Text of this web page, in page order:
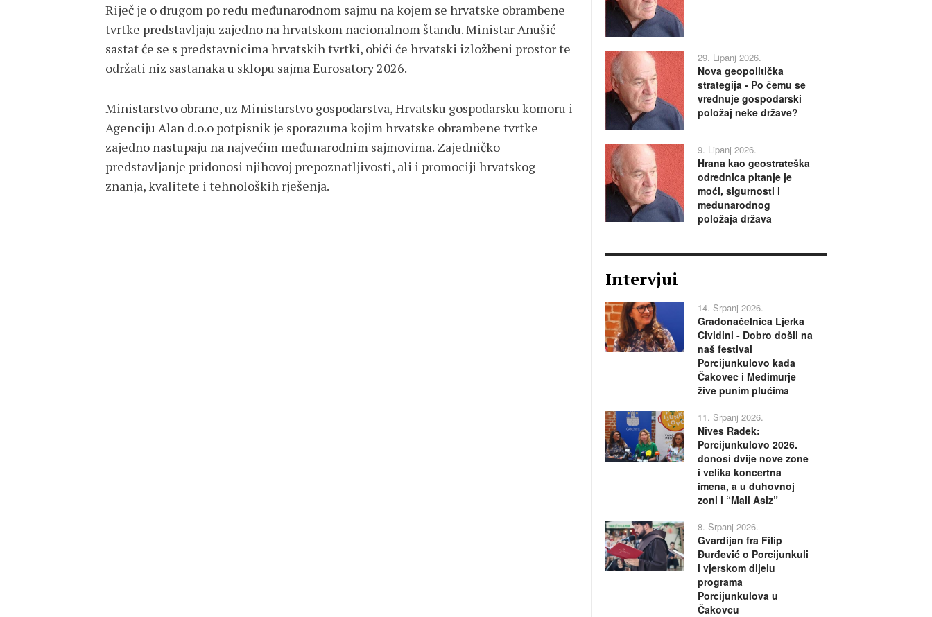
Riječ je o drugom po redu međunarodnom sajmu na kojem se hrvatske obrambene
tvrtke predstavljaju zajedno na hrvatskom nacionalnom štandu. Ministar Anušić
sastat će se s predstavnicima hrvatskih tvrtki, obići će hrvatski izložbeni prostor te
održati niz sastanaka u sklopu sajma Eurosatory 2026.
Ministarstvo obrane, uz Ministarstvo gospodarstva, Hrvatsku gospodarsku komoru i
Agenciju Alan d.o.o potpisnik je sporazuma kojim hrvatske obrambene tvrtke
zajedno nastupaju na najvećim međunarodnim sajmovima. Zajedničko
predstavljanje pridonosi njihovoj prepoznatljivosti, ali i promociji hrvatskog
znanja, kvalitete i tehnoloških rješenja.
29. Lipanj 2026.
Nova geopolitička
strategija - Po čemu se
vrednuje gospodarski
položaj neke države?
9. Lipanj 2026.
Hrana kao geostrateška
odrednica pitanje je
moći, sigurnosti i
međunarodnog
položaja država
Intervjui
14. Srpanj 2026.
Gradonačelnica Ljerka
Cividini - Dobro došli na
naš festival
Porcijunkulovo kada
Čakovec i Međimurje
žive punim plućima
11. Srpanj 2026.
Nives Radek:
Porcijunkulovo 2026.
donosi dvije nove zone
i velika koncertna
imena, a u duhovnoj
zoni i “Mali Asiz”
8. Srpanj 2026.
Gvardijan fra Filip
Đurđević o Porcijunkuli
i vjerskom dijelu
programa
Porcijunkulova u
Čakovcu